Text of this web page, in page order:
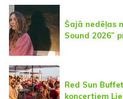
Šajā nedēļas
Sound 2026”
Red Sun
koncertiem